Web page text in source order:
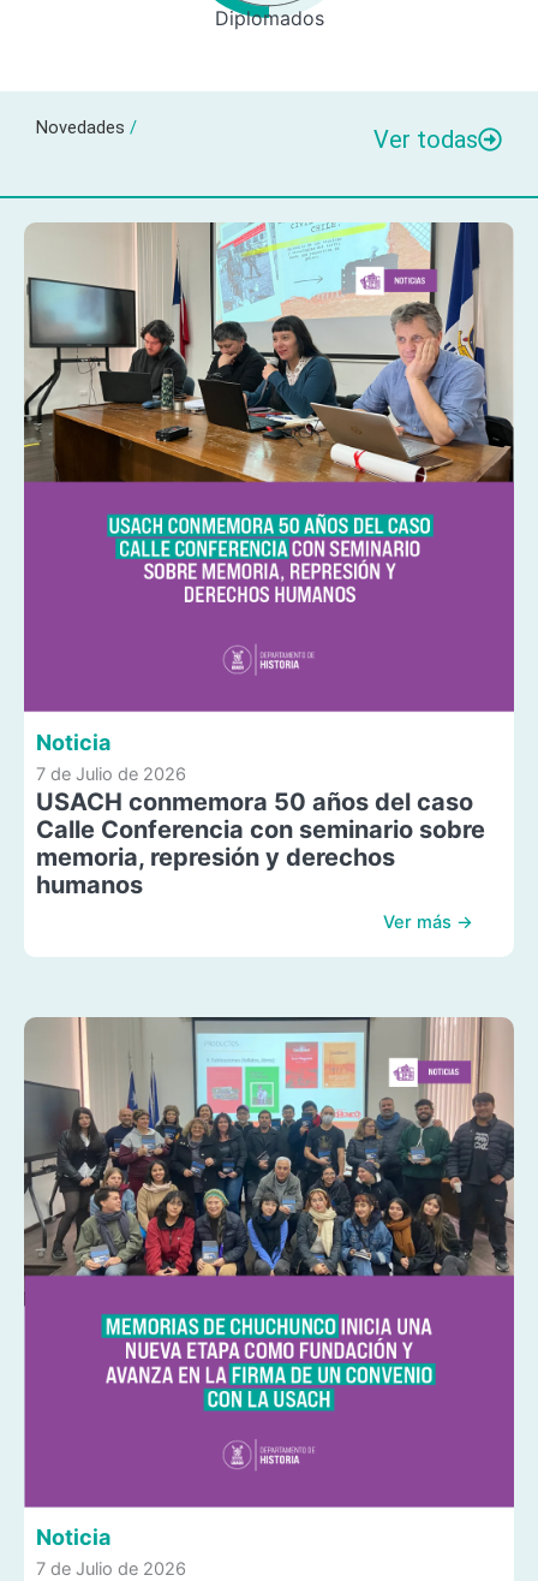
Diplomados
Novedades / Ver todas
Noticia
7 de Julio de 2026
USACH conmemora 50 años del caso
Calle Conferencia con seminario sobre
memoria, represión y derechos
humanos
Ver más →
Noticia
7 de Julio de 2026